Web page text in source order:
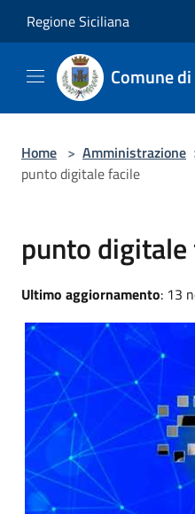
Regione Siciliana
Comune
Home > Amministrazione
punto digitale facile
punto
Ultimo aggiornamento: 13